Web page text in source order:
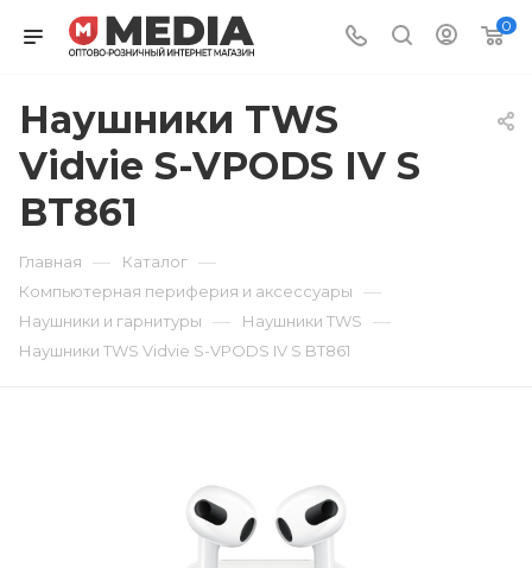
0
Наушники TWS
Vidvie S-VPODS IV S
BT861
Главная — Каталог —
Компьютерная периферия и аксессуары —
Наушники и гарнитуры — Наушники TWS —
Наушники TWS Vidvie S-VPODS IV S BT861